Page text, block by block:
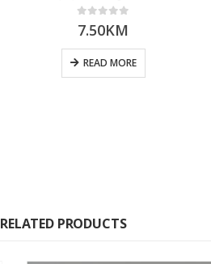
0out of 5
7.50KM
READ MORE
RELATED PRODUCTS